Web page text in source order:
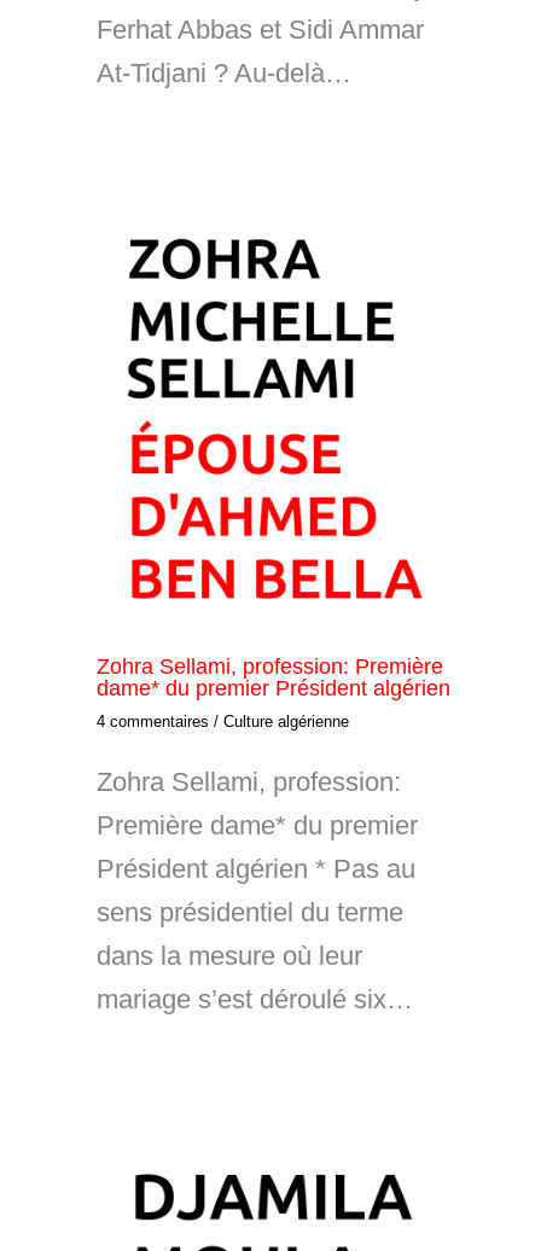
Ferhat Abbas et Sidi Ammar
At-Tidjani ? Au-delà…
Zohra Sellami, profession: Première
dame* du premier Président algérien
4 commentaires / Culture algérienne
Zohra Sellami, profession:
Première dame* du premier
Président algérien * Pas au
sens présidentiel du terme
dans la mesure où leur
mariage s’est déroulé six…